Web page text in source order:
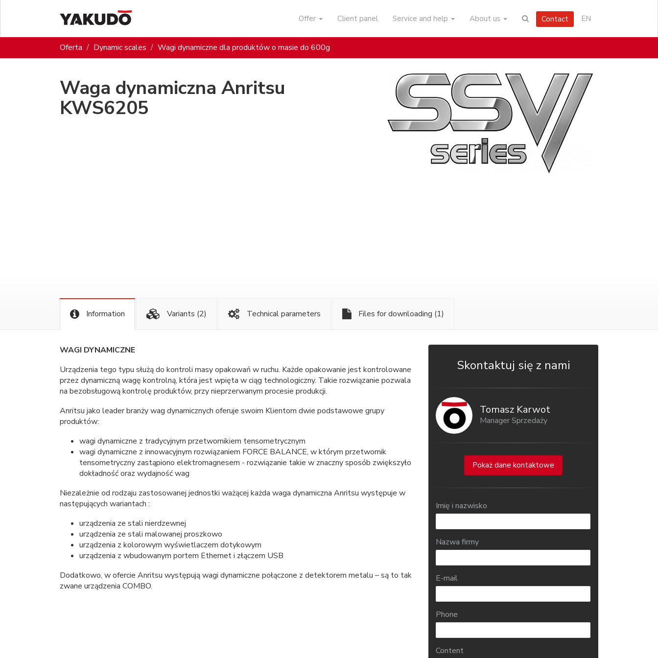
Offer Client panel Service and help About us Contact EN
Oferta Dynamic scales Wagi dynamiczne dla produktów o masie do 600g
Waga dynamiczna Anritsu
KWS6205
Information Variants (2) Technical parameters Files for downloading (1)
WAGI DYNAMICZNE
Urządzenia tego typu służą do kontroli masy opakowań w ruchu. Każde opakowanie jest kontrolowane
przez dynamiczną wagę kontrolną, która jest wpięta w ciąg technologiczny. Takie rozwiązanie pozwala
na bezobsługową kontrolę produktów, przy nieprzerwanym procesie produkcji.
Anritsu jako leader branży wag dynamicznych oferuje swoim Klientom dwie podstawowe grupy
produktów:
wagi dynamiczne z tradycyjnym przetwornikiem tensometrycznym
wagi dynamiczne z innowacyjnym rozwiązaniem FORCE BALANCE, w którym przetwornik
tensometryczny zastąpiono elektromagnesem - rozwiązanie takie w znaczny sposób zwiększyło
dokładność oraz wydajność wag
Niezależnie od rodzaju zastosowanej jednostki ważącej każda waga dynamiczna Anritsu występuje w
następujących wariantach :
urządzenia ze stali nierdzewnej
urządzenia ze stali malowanej proszkowo
urządzenia z kolorowym wyświetlaczem dotykowym
urządzenia z wbudowanym portem Ethernet i złączem USB
Dodatkowo, w ofercie Anritsu występują wagi dynamiczne połączone z detektorem metalu – są to tak
zwane urządzenia COMBO.
Skontaktuj się z nami
Tomasz Karwot
Manager Sprzedaży
Pokaż dane kontaktowe
Imię i nazwisko
Nazwa firmy
E-mail
Phone
Content